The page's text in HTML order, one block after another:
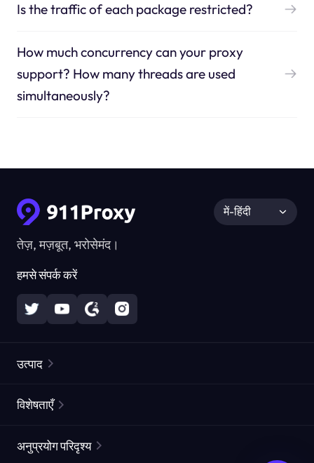
Is the traffic of each package restricted?
How much concurrency can your proxy
support? How many threads are used
simultaneously?
तेज़, मज़बूत, भरोसेमंद।
हमसे संपर्क करें
में-हिंदी
उत्पाद
स्थैतिक रेज़िडेंशियल प्रॉक्सीज़
विशेषताएँ
प्रॉक्सी चेकर
अनुप्रयोग परिदृश्य